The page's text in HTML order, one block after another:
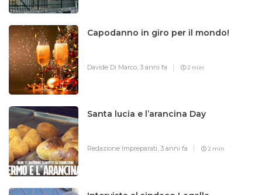
Capodanno in giro per il mondo!
Davide Di Marco,3 anni fa 2 min
Santa lucia e l’arancina Day
Redazione Impreparati,3 anni fa 2 min